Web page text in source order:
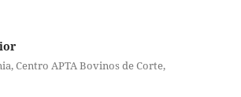
Centro APTA Bovinos de Corte,